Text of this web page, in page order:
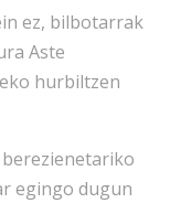
ez, bilbotarrak
Aste
hurbiltzen
egingo dugun